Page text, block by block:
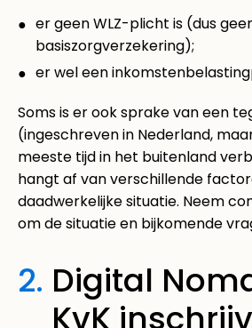
er geen WLZ-plicht is (dus
basiszorgverzekering);
er wel een
Soms is er ook sprake van een
(ingeschreven in Nederland,
meeste tijd in het buitenland
hangt af van verschillende
daadwerkelijke situatie. Neem
om de situatie en bijkomende
2. Digital
KvK